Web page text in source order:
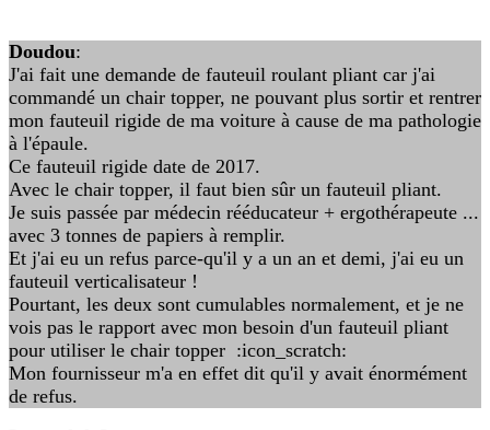
Doudou:
J'ai fait une demande de fauteuil roulant pliant car j'ai
commandé un chair topper, ne pouvant plus sortir et rentrer
mon fauteuil rigide de ma voiture à cause de ma pathologie
à l'épaule.
Ce fauteuil rigide date de 2017.
Avec le chair topper, il faut bien sûr un fauteuil pliant.
Je suis passée par médecin rééducateur + ergothérapeute ...
avec 3 tonnes de papiers à remplir.
Et j'ai eu un refus parce-qu'il y a un an et demi, j'ai eu un
fauteuil verticalisateur !
Pourtant, les deux sont cumulables normalement, et je ne
vois pas le rapport avec mon besoin d'un fauteuil pliant
pour utiliser le chair topper :icon_scratch:
Mon fournisseur m'a en effet dit qu'il y avait énormément
de refus.